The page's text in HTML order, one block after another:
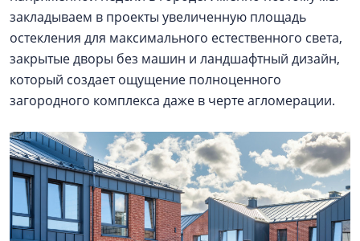
закладываем в проекты увеличенную площадь
остекления для максимального естественного света,
закрытые дворы без машин и ландшафтный дизайн,
который создает ощущение полноценного
загородного комплекса даже в черте агломерации.